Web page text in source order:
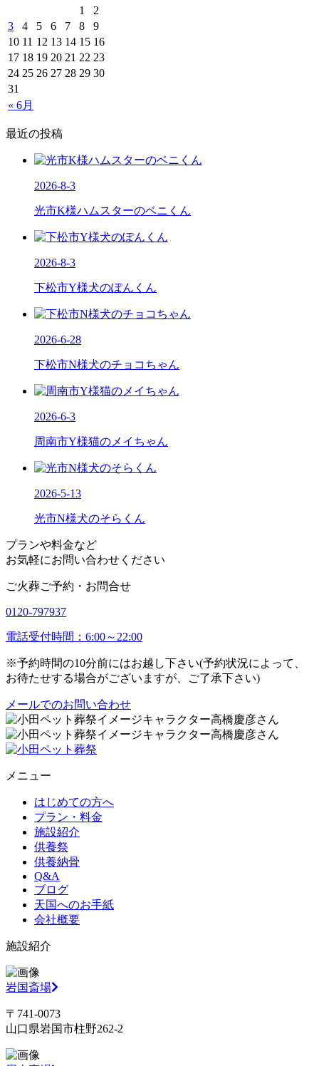
« 6月
1
2
3
4 5 6 7 8
9
10 11 12 13 14 15 16
17 18 19 20 21 22 23
24 25 26 27 28 29 30
31
最近の投稿
2026-8-3
光市K様ハムスターのベニくん
2026-8-3
下松市Y様犬のぽんくん
2026-6-28
下松市N様犬のチョコちゃん
2026-6-3
周南市Y様猫のメイちゃん
2026-5-13
光市N様犬のそらくん
プランや料金など
お気軽にお問い合わせください
ご火葬ご予約・お問合せ
0120-797937
電話受付時間：6:00～22:00
※予約時間の10分前にはお越し下さい(予約状況によって、
お待たせする場合がございますが、ご了承下さい)
メールでのお問い合わせ
メニュー
はじめての方へ
プラン・料金
施設紹介
供養祭
供養納骨
Q&A
ブログ
天国へのお手紙
会社概要
施設紹介
岩国斎場
〒741-0073
山口県岩国市柱野262-2